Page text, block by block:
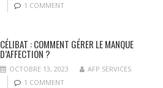
1 COMMENT
CÉLIBAT : COMMENT GÉRER LE MANQUE
D’AFFECTION ?
OCTOBRE 13, 2023
AFP SERVICES
1 COMMENT